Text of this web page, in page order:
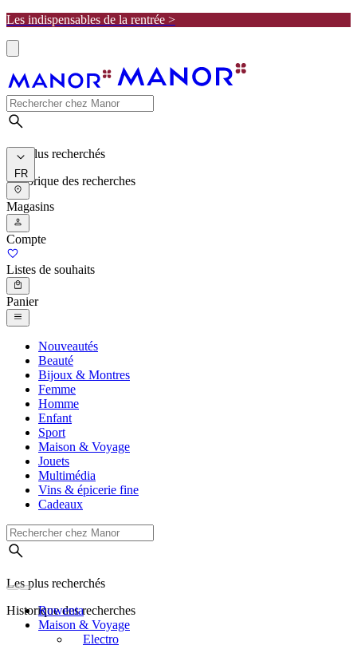
Les indispensables de la rentrée >
Les plus recherchés
Historique des recherches
FR
Magasins
Compte
Listes de souhaits
Panier
Nouveautés
Beauté
Bijoux & Montres
Femme
Homme
Enfant
Sport
Maison & Voyage
Jouets
Multimédia
Vins & épicerie fine
Cadeaux
Les plus recherchés
Historique des recherches
Rowenta
Maison & Voyage
Electro